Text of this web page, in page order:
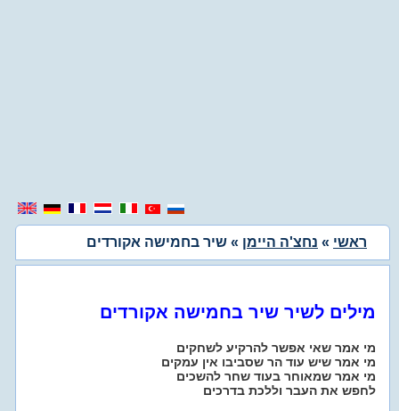
ראשי » נחצ'ה היימן » שיר בחמישה אקורדים
מילים לשיר שיר בחמישה אקורדים
מי אמר שאי אפשר להרקיע לשחקים
מי אמר שיש עוד הר שסביבו אין עמקים
מי אמר שמאוחר בעוד שחר להשכים
לחפש את העבר וללכת בדרכים